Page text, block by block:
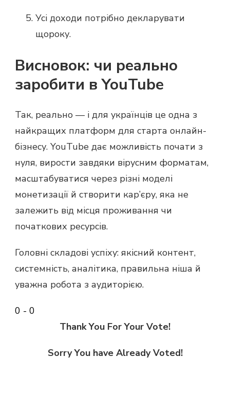
Усі доходи потрібно декларувати
щороку.
Висновок: чи реально
заробити в YouTube
Так, реально — і для українців це одна з
найкращих платформ для старта онлайн-
бізнесу. YouTube дає можливість почати з
нуля, вирости завдяки вірусним форматам,
масштабуватися через різні моделі
монетизації й створити кар’єру, яка не
залежить від місця проживання чи
початкових ресурсів.
Головні складові успіху: якісний контент,
системність, аналітика, правильна ніша й
уважна робота з аудиторією.
0 - 0
Thank You For Your Vote!
Sorry You have Already Voted!